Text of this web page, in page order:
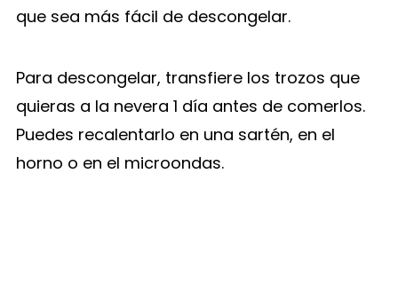
que sea más fácil de descongelar.
Para descongelar, transfiere los trozos que
quieras a la nevera 1 día antes de comerlos.
Puedes recalentarlo en una sartén, en el
horno o en el microondas.